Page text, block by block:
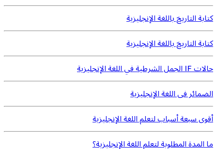
كتابة التاريخ باللغة الإنجليزية
كتابة التاريخ باللغة الإنجليزية
حالات IF الجمل الشرطية في اللغة الإنجليزية
الضمائر فى اللغة الإنجليزية
أقوى سبعة أسباب لتعلم اللغة الإنجليزية
ما المدة المطلوبة لتعلم اللغة الإنجليزية؟